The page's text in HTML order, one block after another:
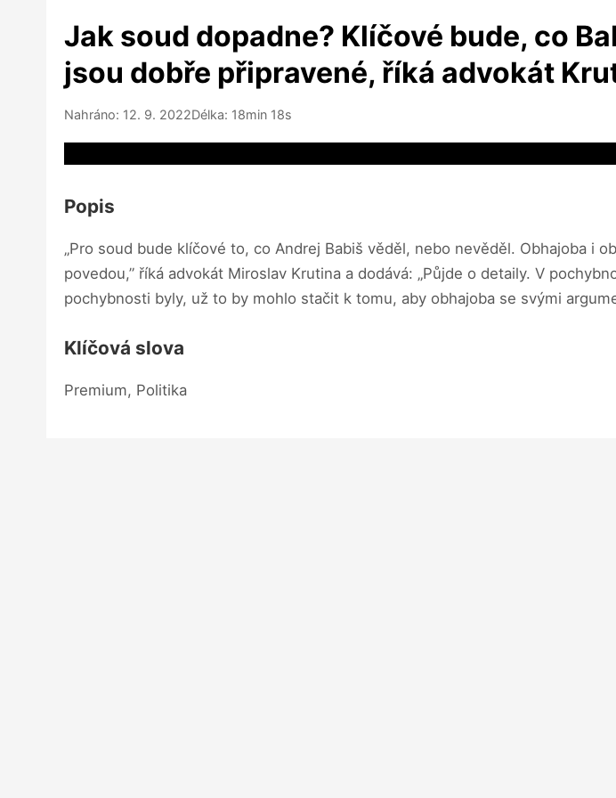
Jak soud dopadne? Klíčové bude, co
jsou dobře připravené, říká advokát
Nahráno: 12. 9. 2022Délka: 18min 18s
Popis
„Pro soud bude klíčové to, co Andrej Babiš věděl, nebo nevěděl. Obhajoba i
povedou,” říká advokát Miroslav Krutina a dodává: „Půjde o detaily. V
pochybnosti byly, už to by mohlo stačit k tomu, aby obhajoba se svými
Klíčová slova
Premium, Politika